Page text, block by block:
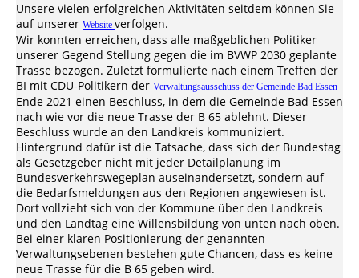
Unsere vielen erfolgreichen Aktivitäten seitdem können Sie
auf unserer Website verfolgen.
Wir konnten erreichen, dass alle maßgeblichen Politiker
unserer Gegend Stellung gegen die im BVWP 2030 geplante
Trasse bezogen. Zuletzt formulierte nach einem Treffen der
BI mit CDU-Politikern der Verwaltungsausschuss der Gemeinde Bad Essen
Ende 2021 einen Beschluss, in dem die Gemeinde Bad Essen
nach wie vor die neue Trasse der B 65 ablehnt. Dieser
Beschluss wurde an den Landkreis kommuniziert.
Hintergrund dafür ist die Tatsache, dass sich der Bundestag
als Gesetzgeber nicht mit jeder Detailplanung im
Bundesverkehrswegeplan auseinandersetzt, sondern auf
die Bedarfsmeldungen aus den Regionen angewiesen ist.
Dort vollzieht sich von der Kommune über den Landkreis
und den Landtag eine Willensbildung von unten nach oben.
Bei einer klaren Positionierung der genannten
Verwaltungsebenen bestehen gute Chancen, dass es keine
neue Trasse für die B 65 geben wird.